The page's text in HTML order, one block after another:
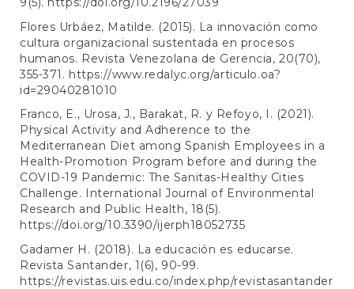
Flores Urbáez, Matilde. (2015). La innovación como
cultura organizacional sustentada en procesos
humanos. Revista Venezolana de Gerencia, 20(70),
355-371. https://www.redalyc.org/articulo.oa?
id=29040281010
Franco, E., Urosa, J., Barakat, R. y Refoyo, I. (2021).
Physical Activity and Adherence to the
Mediterranean Diet among Spanish Employees in a
Health-Promotion Program before and during the
COVID-19 Pandemic: The Sanitas-Healthy Cities
Challenge. International Journal of Environmental
Research and Public Health, 18(5).
https://doi.org/10.3390/ijerph18052735
Gadamer H. (2018). La educación es educarse.
Revista Santander, 1(6), 90-99.
https://revistas.uis.edu.co/index.php/revistasantander